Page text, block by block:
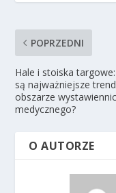
POPRZEDNI
Hale i stoiska
są najważniejsze
obszarze
medycznego?
O AUTORZE